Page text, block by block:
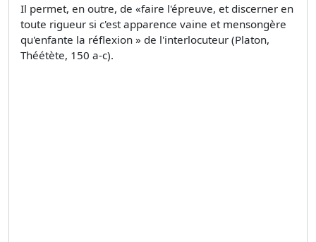
Il permet, en outre, de «faire l'épreuve, et discerner en
toute rigueur si c'est apparence vaine et mensongère
qu'enfante la réflexion » de l'interlocuteur (Platon,
Théétète, 150 a-c).